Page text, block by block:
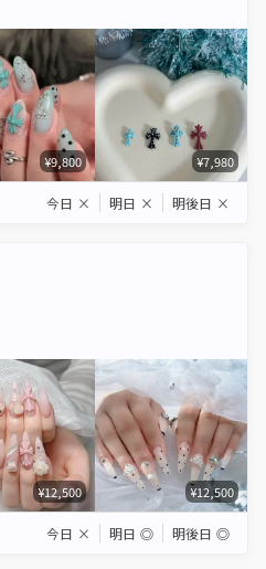
¥9,800 ¥7,980
今日 × 明日 × 明後日 ×
¥12,500 ¥12,500
今日 × 明日 ◎ 明後日 ◎